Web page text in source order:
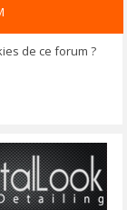
de ce forum ?